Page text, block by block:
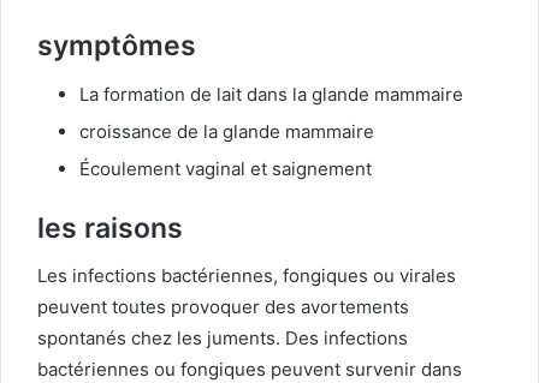
symptômes
La formation de lait dans la glande mammaire
croissance de la glande mammaire
Écoulement vaginal et saignement
les raisons
Les infections bactériennes, fongiques ou virales
peuvent toutes provoquer des avortements
spontanés chez les juments. Des infections
bactériennes ou fongiques peuvent survenir dans